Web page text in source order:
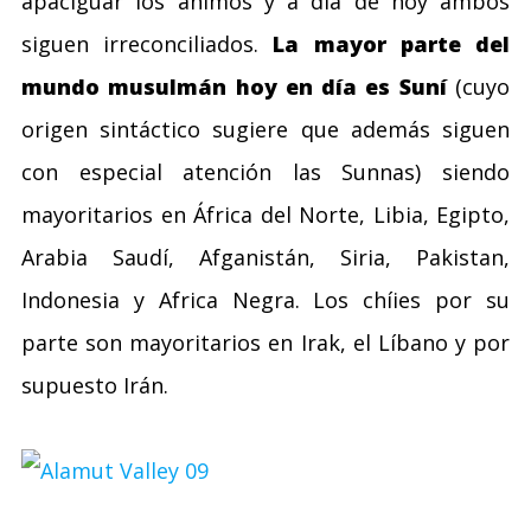
siguen irreconciliados. La mayor parte del
mundo musulmán hoy en día es Suní(cuyo
origen sintáctico sugiere que además siguen
con especial atención las Sunnas) siendo
mayoritarios en África del Norte, Libia, Egipto,
Arabia Saudí, Afganistán, Siria, Pakistan,
Indonesia y Africa Negra. Los chíies por su
parte son mayoritarios en Irak, el Líbano y por
supuesto Irán.